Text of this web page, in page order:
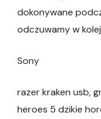
dokonywane
odczuwamy w
Sony
razer kraken usb,
heroes 5 dzikie